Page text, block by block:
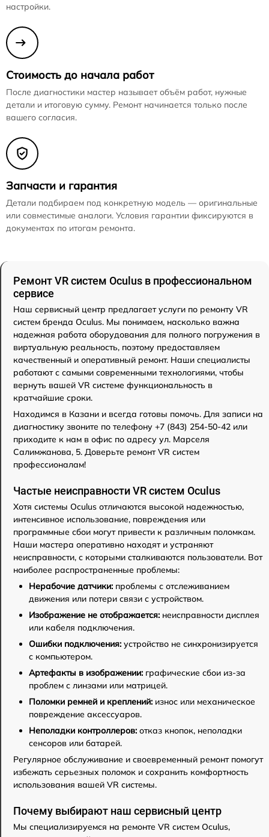
настройки.
Стоимость до начала работ
После диагностики мастер называет объём работ, нужные
детали и итоговую сумму. Ремонт начинается только после
вашего согласия.
Запчасти и гарантия
Детали подбираем под конкретную модель — оригинальные
или совместимые аналоги. Условия гарантии фиксируются в
документах по итогам ремонта.
Ремонт VR систем Oculus в профессиональном
сервисе
Наш сервисный центр предлагает услуги по ремонту VR
систем бренда Oculus. Мы понимаем, насколько важна
надежная работа оборудования для полного погружения в
виртуальную реальность, поэтому предоставляем
качественный и оперативный ремонт. Наши специалисты
работают с самыми современными технологиями, чтобы
вернуть вашей VR системе функциональность в
кратчайшие сроки.
Находимся в Казани и всегда готовы помочь. Для записи на
диагностику звоните по телефону +7 (843) 254-50-42 или
приходите к нам в офис по адресу ул. Марселя
Салимжанова, 5. Доверьте ремонт VR систем
профессионалам!
Частые неисправности VR систем Oculus
Хотя системы Oculus отличаются высокой надежностью,
интенсивное использование, повреждения или
программные сбои могут привести к различным поломкам.
Наши мастера оперативно находят и устраняют
неисправности, с которыми сталкиваются пользователи. Вот
наиболее распространенные проблемы:
Нерабочие датчики: проблемы с отслеживанием
движения или потери связи с устройством.
Изображение не отображается: неисправности дисплея
или кабеля подключения.
Ошибки подключения: устройство не синхронизируется
с компьютером.
Артефакты в изображении: графические сбои из-за
проблем с линзами или матрицей.
Поломки ремней и креплений: износ или механическое
повреждение аксессуаров.
Неполадки контроллеров: отказ кнопок, неполадки
сенсоров или батарей.
Регулярное обслуживание и своевременный ремонт помогут
избежать серьезных поломок и сохранить комфортность
использования вашей VR системы.
Почему выбирают наш сервисный центр
Мы специализируемся на ремонте VR систем Oculus,